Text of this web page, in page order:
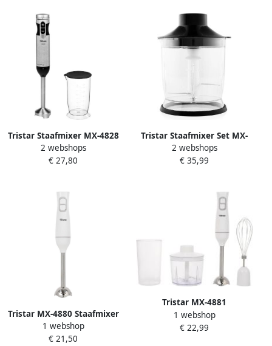
Tristar Staafmixer MX-4828
Turbofunctie Met
afneembare roestvrijstalen
2 webshops
€ 27,80
Tristar Staafmixer Set MX-
4829 4-in-1 Staafmixer
Inclusief Garde Hakmolen
afneembare roestvrijstalen
staaf 1000 watt RVS
2 webshops
€ 35,99
Tristar MX-4880 Staafmixer
350W 2 Snelheden
Ergonomisch Ontwerp
1 webshop
€ 21,50
Tristar MX-4881
Staafmixerset 350W
Inclusief Garde Hakmolen
1 webshop
€ 22,99